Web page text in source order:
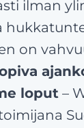
ilman
on
loput –